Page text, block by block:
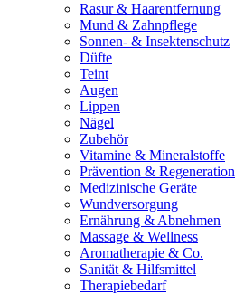
Rasur & Haarentfernung
Mund & Zahnpflege
Sonnen- & Insektenschutz
Düfte
Teint
Augen
Lippen
Nägel
Zubehör
Vitamine & Mineralstoffe
Prävention & Regeneration
Medizinische Geräte
Wundversorgung
Ernährung & Abnehmen
Massage & Wellness
Aromatherapie & Co.
Sanität & Hilfsmittel
Therapiebedarf